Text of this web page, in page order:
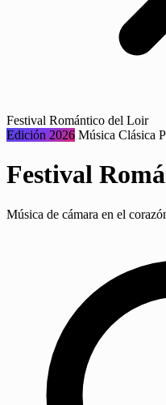
Festival Romántico del Loir
Edición 2026 Música Clásica
Festival
Música de cámara en el